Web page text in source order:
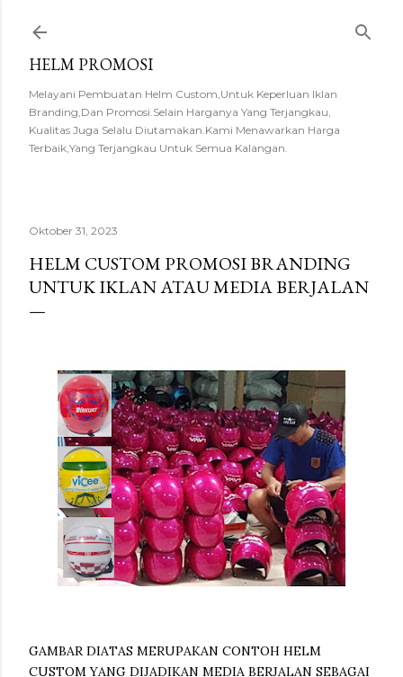
HELM PROMOSI
Melayani Pembuatan Helm Custom,Untuk Keperluan Iklan
Branding,Dan Promosi.Selain Harganya Yang Terjangkau,
Kualitas Juga Selalu Diutamakan.Kami Menawarkan Harga
Terbaik,Yang Terjangkau Untuk Semua Kalangan.
Oktober 31, 2023
HELM CUSTOM PROMOSI BRANDING
UNTUK IKLAN ATAU MEDIA BERJALAN
GAMBAR DIATAS MERUPAKAN CONTOH HELM
CUSTOM YANG DIJADIKAN MEDIA BERJALAN SEBAGAI